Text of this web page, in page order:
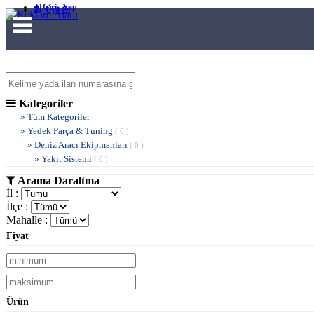
Üye Ol
Giriş Yap
Kategoriler
» Tüm Kategoriler
» Yedek Parça & Tuning ( 0 )
» Deniz Aracı Ekipmanları ( 0 )
» Yakıt Sistemi ( 0 )
Arama Daraltma
İl :
İlçe :
Mahalle :
Fiyat
Ürün